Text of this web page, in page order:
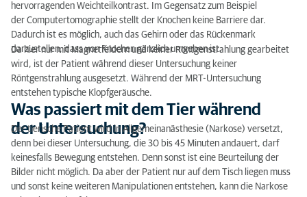
Untersuchung?
Vorbereitung für eine MRT Untersuchung
Was kann mit einer MRT Untersuchung untersucht
werden?
hervorragenden Weichteilkontrast. Im Gegensatz zum Beispiel
der Computertomographie stellt der Knochen keine Barriere dar.
Dadurch ist es möglich, auch das Gehirn oder das Rückenmark
darzustellen, dass von Knochen gänzlich umgeben ist.
Da hier nur mit Magnetfeldern und keiner Röntgenstrahlung gearbeitet
wird, ist der Patient während dieser Untersuchung keiner
Röntgenstrahlung ausgesetzt. Während der MRT-Untersuchung
entstehen typische Klopfgeräusche.
Was passiert mit dem Tier während
der Untersuchung?
Der tierische Patient wird in Allgemeinanästhesie (Narkose) versetzt,
denn bei dieser Untersuchung, die 30 bis 45 Minuten andauert, darf
keinesfalls Bewegung entstehen. Denn sonst ist eine Beurteilung der
Bilder nicht möglich. Da aber der Patient nur auf dem Tisch liegen muss
und sonst keine weiteren Manipulationen entstehen, kann die Narkose